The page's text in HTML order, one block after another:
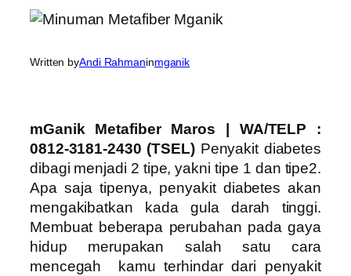
Written byAndi Rahmaninmganik
mGanik Metafiber Maros | WA/TELP :
0812-3181-2430 (TSEL) Penyakit diabetes
dibagi menjadi 2 tipe, yakni tipe 1 dan tipe2.
Apa saja tipenya, penyakit diabetes akan
mengakibatkan kada gula darah tinggi.
Membuat beberapa perubahan pada gaya
hidup merupakan salah satu cara
mencegah kamu terhindar dari penyakit